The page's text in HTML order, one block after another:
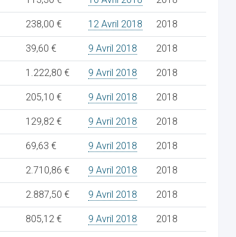
238,00 € 12 Avril 2018 2018
39,60 € 9 Avril 2018 2018
1.222,80 € 9 Avril 2018 2018
205,10 € 9 Avril 2018 2018
129,82 € 9 Avril 2018 2018
69,63 € 9 Avril 2018 2018
2.710,86 € 9 Avril 2018 2018
2.887,50 € 9 Avril 2018 2018
805,12 € 9 Avril 2018 2018